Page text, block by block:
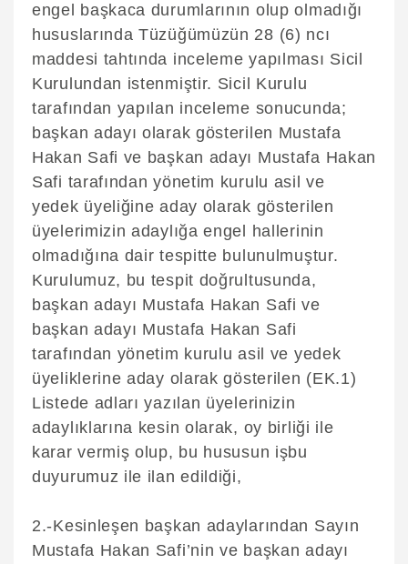
engel başkaca durumlarının olup olmadığı
hususlarında Tüzüğümüzün 28 (6) ncı
maddesi tahtında inceleme yapılması Sicil
Kurulundan istenmiştir. Sicil Kurulu
tarafından yapılan inceleme sonucunda;
başkan adayı olarak gösterilen Mustafa
Hakan Safi ve başkan adayı Mustafa Hakan
Safi tarafından yönetim kurulu asil ve
yedek üyeliğine aday olarak gösterilen
üyelerimizin adaylığa engel hallerinin
olmadığına dair tespitte bulunulmuştur.
Kurulumuz, bu tespit doğrultusunda,
başkan adayı Mustafa Hakan Safi ve
başkan adayı Mustafa Hakan Safi
tarafından yönetim kurulu asil ve yedek
üyeliklerine aday olarak gösterilen (EK.1)
Listede adları yazılan üyelerinizin
adaylıklarına kesin olarak, oy birliği ile
karar vermiş olup, bu hususun işbu
duyurumuz ile ilan edildiği,
2.-Kesinleşen başkan adaylarından Sayın
Mustafa Hakan Safi’nin ve başkan adayı